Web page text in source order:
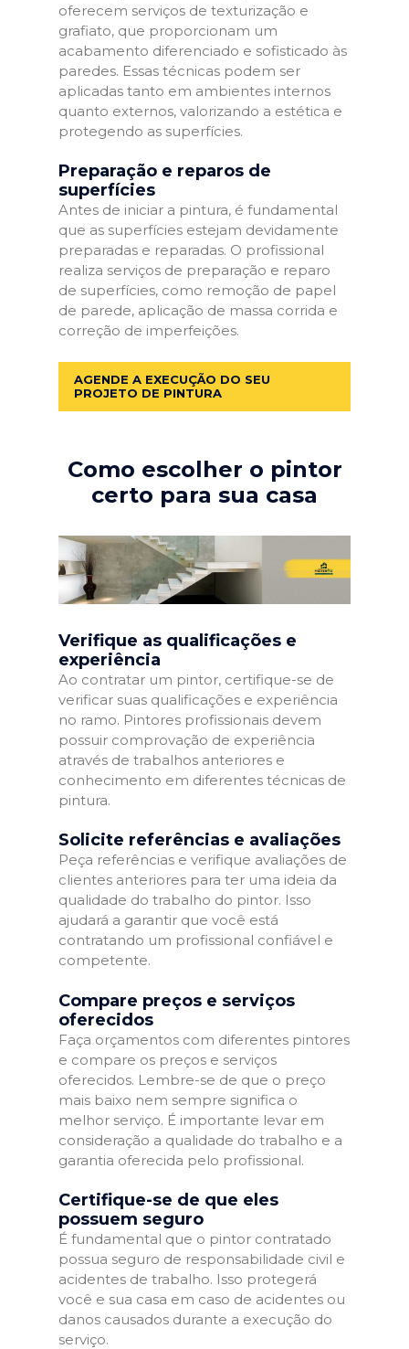
oferecem serviços de texturização e
grafiato, que proporcionam um
acabamento diferenciado e sofisticado às
paredes. Essas técnicas podem ser
aplicadas tanto em ambientes internos
quanto externos, valorizando a estética e
protegendo as superfícies.
Preparação e reparos de
superfícies
Antes de iniciar a pintura, é fundamental
que as superfícies estejam devidamente
preparadas e reparadas. O profissional
realiza serviços de preparação e reparo
de superfícies, como remoção de papel
de parede, aplicação de massa corrida e
correção de imperfeições.
AGENDE A EXECUÇÃO DO SEU
PROJETO DE PINTURA
Como escolher o pintor
certo para sua casa
Verifique as qualificações e
experiência
Ao contratar um pintor, certifique-se de
verificar suas qualificações e experiência
no ramo. Pintores profissionais devem
possuir comprovação de experiência
através de trabalhos anteriores e
conhecimento em diferentes técnicas de
pintura.
Solicite referências e avaliações
Peça referências e verifique avaliações de
clientes anteriores para ter uma ideia da
qualidade do trabalho do pintor. Isso
ajudará a garantir que você está
contratando um profissional confiável e
competente.
Compare preços e serviços
oferecidos
Faça orçamentos com diferentes pintores
e compare os preços e serviços
oferecidos. Lembre-se de que o preço
mais baixo nem sempre significa o
melhor serviço. É importante levar em
consideração a qualidade do trabalho e a
garantia oferecida pelo profissional.
Certifique-se de que eles
possuem seguro
É fundamental que o pintor contratado
possua seguro de responsabilidade civil e
acidentes de trabalho. Isso protegerá
você e sua casa em caso de acidentes ou
danos causados durante a execução do
serviço.